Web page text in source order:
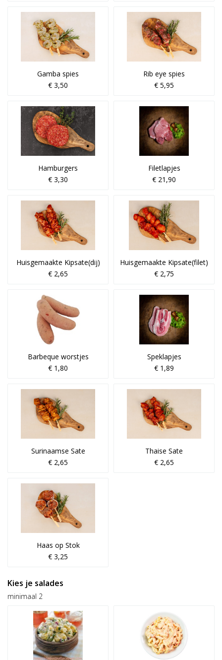
Gamba spies
€ 3,50
Rib eye spies
€ 5,95
Hamburgers
€ 3,30
Filetlapjes
€ 21,90
Huisgemaakte Kipsate(dij)
€ 2,65
Huisgemaakte Kipsate(filet)
€ 2,75
Barbeque worstjes
€ 1,80
Speklapjes
€ 1,89
Surinaamse Sate
€ 2,65
Thaise Sate
€ 2,65
Haas op Stok
€ 3,25
Kies je salades
minimaal 2